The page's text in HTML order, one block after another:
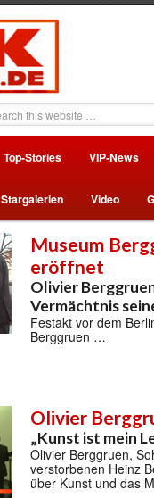
Top-Stories VIP-News
Stargalerien Video
Museum
eröffnet
Olivier
Vermächtnis
Festakt vor dem
Berggruen …
Olivier
„Kunst ist mein
Olivier Berggruen,
verstorbenen Heinz
über Kunst und das